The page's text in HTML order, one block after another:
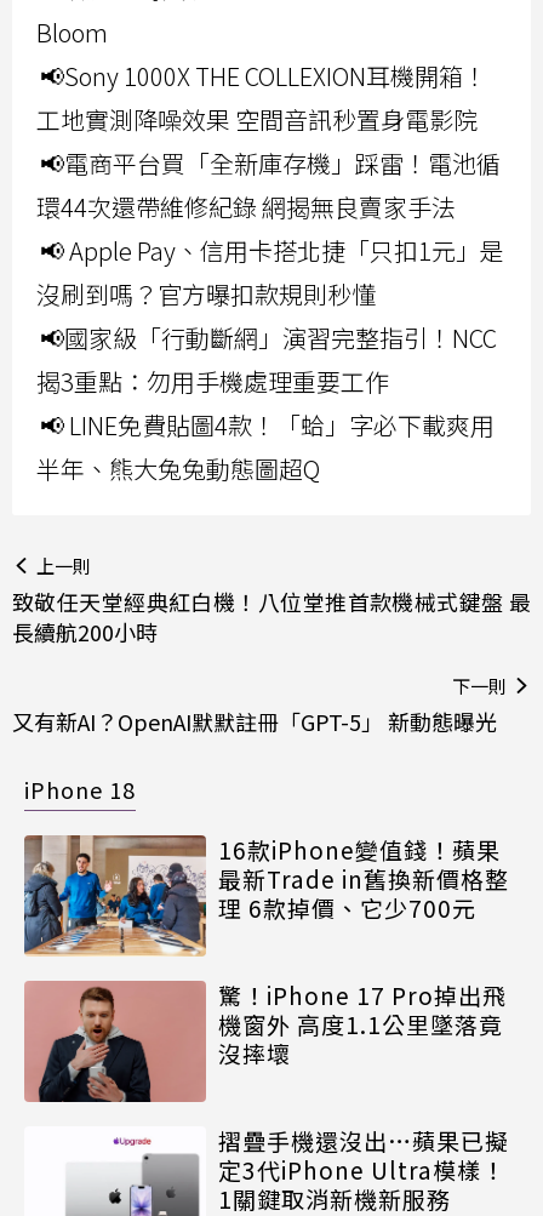
Bloom
📢Sony 1000X THE COLLEXION耳機開箱！
工地實測降噪效果 空間音訊秒置身電影院
📢電商平台買「全新庫存機」踩雷！電池循
環44次還帶維修紀錄 網揭無良賣家手法
📢 Apple Pay、信用卡搭北捷「只扣1元」是
沒刷到嗎？官方曝扣款規則秒懂
📢國家級「行動斷網」演習完整指引！NCC
揭3重點：勿用手機處理重要工作
📢 LINE免費貼圖4款！「蛤」字必下載爽用
半年、熊大兔兔動態圖超Q
上一則
致敬任天堂經典紅白機！八位堂推首款機械式鍵盤 最
長續航200小時
下一則
又有新AI？OpenAI默默註冊「GPT-5」 新動態曝光
iPhone 18
16款iPhone變值錢！蘋果
最新Trade in舊換新價格整
理 6款掉價、它少700元
驚！iPhone 17 Pro掉出飛
機窗外 高度1.1公里墜落竟
沒摔壞
摺疊手機還沒出…蘋果已擬
定3代iPhone Ultra模樣！
1關鍵取消新機新服務